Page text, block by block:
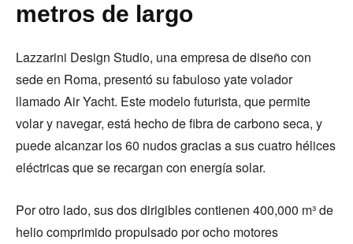
metros de largo
Lazzarini Design Studio, una empresa de diseño con
sede en Roma, presentó su fabuloso yate volador
llamado Air Yacht. Este modelo futurista, que permite
volar y navegar, está hecho de fibra de carbono seca, y
puede alcanzar los 60 nudos gracias a sus cuatro hélices
eléctricas que se recargan con energía solar.
Por otro lado, sus dos dirigibles contienen 400,000 m³ de
helio comprimido propulsado por ocho motores